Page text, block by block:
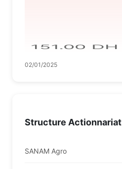
151.00 DH
02/01/2025
Structure Actionnariat
SANAM Agro